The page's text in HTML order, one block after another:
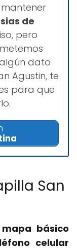
de
pero
dato
Agustin, te
para que
San
mapa básico
celular